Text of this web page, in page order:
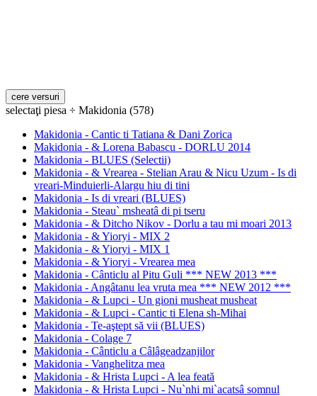
selectaţi piesa ÷ Makidonia (578)
Makidonia - Cantic ti Tatiana & Dani Zorica
Makidonia - & Lorena Babascu - DORLU 2014
Makidonia - BLUES (Selectii)
Makidonia - & Vrearea - Stelian Arau & Nicu Uzum - Is di
vreari-Minduierli-Alargu hiu di tini
Makidonia - Is di vreari (BLUES)
Makidonia - Steau` msheatâ di pi tseru
Makidonia - & Ditcho Nikov - Dorlu a tau mi moari 2013
Makidonia - & Yioryi - MIX 2
Makidonia - & Yioryi - MIX 1
Makidonia - & Yioryi - Vrearea mea
Makidonia - Cânticlu al Pitu Guli *** NEW 2013 ***
Makidonia - Angâtanu lea vruta mea *** NEW 2012 ***
Makidonia - & Lupci - Un gioni musheat musheat
Makidonia - & Lupci - Cantic ti Elena sh-Mihai
Makidonia - Te-aştept să vii (BLUES)
Makidonia - Colage 7
Makidonia - Cânticlu a Câlâgeadzanjilor
Makidonia - Vanghelitza mea
Makidonia - & Hrista Lupci - A lea feată
Makidonia - & Hrista Lupci - Nu`nhi mi`acatsâ somnul